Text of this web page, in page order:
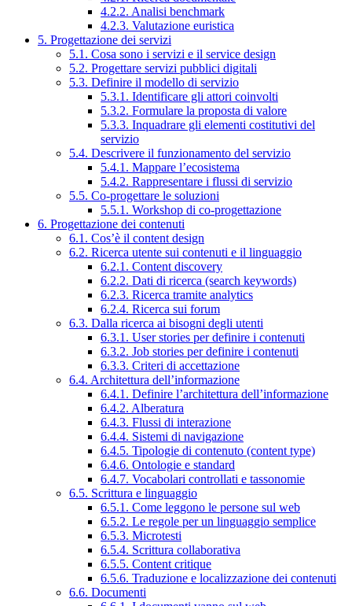
4.2.2. Analisi benchmark
4.2.3. Valutazione euristica
5. Progettazione dei servizi
5.1. Cosa sono i servizi e il service design
5.2. Progettare servizi pubblici digitali
5.3. Definire il modello di servizio
5.3.1. Identificare gli attori coinvolti
5.3.2. Formulare la proposta di valore
5.3.3. Inquadrare gli elementi costitutivi del
servizio
5.4. Descrivere il funzionamento del servizio
5.4.1. Mappare l’ecosistema
5.4.2. Rappresentare i flussi di servizio
5.5. Co-progettare le soluzioni
5.5.1. Workshop di co-progettazione
6. Progettazione dei contenuti
6.1. Cos’è il content design
6.2. Ricerca utente sui contenuti e il linguaggio
6.2.1. Content discovery
6.2.2. Dati di ricerca (search keywords)
6.2.3. Ricerca tramite analytics
6.2.4. Ricerca sui forum
6.3. Dalla ricerca ai bisogni degli utenti
6.3.1. User stories per definire i contenuti
6.3.2. Job stories per definire i contenuti
6.3.3. Criteri di accettazione
6.4. Architettura dell’informazione
6.4.1. Definire l’architettura dell’informazione
6.4.2. Alberatura
6.4.3. Flussi di interazione
6.4.4. Sistemi di navigazione
6.4.5. Tipologie di contenuto (content type)
6.4.6. Ontologie e standard
6.4.7. Vocabolari controllati e tassonomie
6.5. Scrittura e linguaggio
6.5.1. Come leggono le persone sul web
6.5.2. Le regole per un linguaggio semplice
6.5.3. Microtesti
6.5.4. Scrittura collaborativa
6.5.5. Content critique
6.5.6. Traduzione e localizzazione dei contenuti
6.6. Documenti